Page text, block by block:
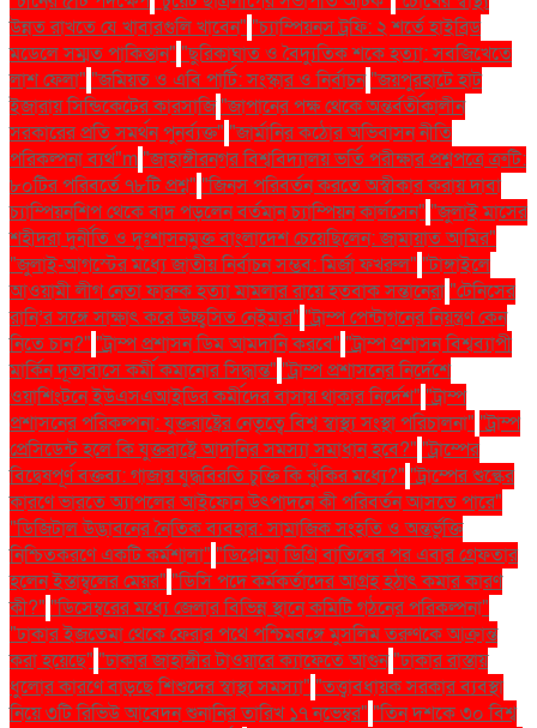
উন্নত রাখতে যে খাবারগুলি খাবেন" "চ্যাম্পিয়নস ট্রফি: ২ শর্তে হাইব্রিড
মডেলে সম্মত পাকিস্তান" "ছুরিকাঘাত ও বৈদ্যুতিক শকে হত্যা: সবজিখেতে
লাশ ফেলা" "জমিয়ত ও এবি পার্টি: সংস্কার ও নির্বাচন"জয়পুরহাটে হাট
ইজারায় সিন্ডিকেটের কারসাজি"জাপানের পক্ষ থেকে অন্তর্বর্তীকালীন
সরকারের প্রতি সমর্থন পুনর্ব্যক্ত" "জার্মানির কঠোর অভিবাসন নীতি
পরিকল্পনা ব্যর্থ"m"জাহাঙ্গীরনগর বিশ্ববিদ্যালয় ভর্তি পরীক্ষার প্রশ্নপত্রে ত্রুটি:
৮০টির পরিবর্তে ৭৮টি প্রশ্ন" "জিনস পরিবর্তন করতে অস্বীকার করায় দাবা
চ্যাম্পিয়নশিপ থেকে বাদ পড়লেন বর্তমান চ্যাম্পিয়ন কার্লসেন" "জুলাই মাসের
শহীদরা দুর্নীতি ও দুঃশাসনমুক্ত বাংলাদেশ চেয়েছিলেন: জামায়াত আমির"
"জুলাই-আগস্টের মধ্যে জাতীয় নির্বাচন সম্ভব: মির্জা ফখরুল" "টাঙ্গাইলে
আওয়ামী লীগ নেতা ফারুক হত্যা মামলার রায়ে হতবাক সন্তানেরা"টেনিসের
রানি’র সঙ্গে সাক্ষাৎ করে উচ্ছ্বসিত নেইমার" "ট্রাম্প পেন্টাগনের নিয়ন্ত্রণ কেন
নিতে চান?" "ট্রাম্প প্রশাসন ডিম আমদানি করবে" "ট্রাম্প প্রশাসন বিশ্বব্যাপী
মার্কিন দূতাবাসে কর্মী কমানোর সিদ্ধান্ত" "ট্রাম্প প্রশাসনের নির্দেশে
ওয়াশিংটনে ইউএসএআইডির কর্মীদের বাসায় থাকার নির্দেশ" "ট্রাম্প
প্রশাসনের পরিকল্পনা: যুক্তরাষ্ট্রের নেতৃত্বে বিশ্ব স্বাস্থ্য সংস্থা পরিচালনা" "ট্রাম্প
প্রেসিডেন্ট হলে কি যুক্তরাষ্ট্রে আদানির সমস্যা সমাধান হবে?" "ট্রাম্পের
বিদ্বেষপূর্ণ বক্তব্য: গাজায় যুদ্ধবিরতি চুক্তি কি ঝুঁকির মধ্যে?" "ট্রাম্পের শুল্কের
কারণে ভারতে অ্যাপলের আইফোন উৎপাদনে কী পরিবর্তন আসতে পারে"
"ডিজিটাল উদ্ভাবনের নৈতিক ব্যবহার: সামাজিক সংহতি ও অন্তর্ভুক্তি
নিশ্চিতকরণে একটি কর্মশালা" "ডিপ্লোমা ডিগ্রি বাতিলের পর এবার গ্রেফতার
হলেন ইস্তাম্বুলের মেয়র" "ডিসি পদে কর্মকর্তাদের আগ্রহ হঠাৎ কমার কারণ
কী?" "ডিসেম্বরের মধ্যে জেলার বিভিন্ন স্থানে কমিটি গঠনের পরিকল্পনা"
"ঢাকার ইজতেমা থেকে ফেরার পথে পশ্চিমবঙ্গে মুসলিম তরুণকে আক্রান্ত
করা হয়েছে" "ঢাকার জাহাঙ্গীর টাওয়ারে ক্যাফেতে আগুন"ঢাকার রাস্তায়
ধুলোর কারণে বাড়ছে শিশুদের স্বাস্থ্য সমস্যা" "তত্ত্বাবধায়ক সরকার ব্যবস্থা
নিয়ে ৩টি রিভিউ আবেদন শুনানির তারিখ ১৭ নভেম্বর" "তিন দশকে ৩০ বিশ্ব